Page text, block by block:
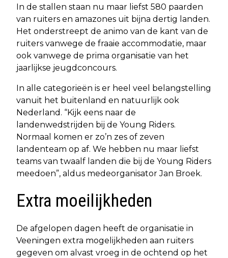
In de stallen staan nu maar liefst 580 paarden
van ruiters en amazones uit bijna dertig landen.
Het onderstreept de animo van de kant van de
ruiters vanwege de fraaie accommodatie, maar
ook vanwege de prima organisatie van het
jaarlijkse jeugdconcours.
In alle categorieën is er heel veel belangstelling
vanuit het buitenland en natuurlijk ook
Nederland. “Kijk eens naar de
landenwedstrijden bij de Young Riders.
Normaal komen er zo’n zes of zeven
landenteam op af. We hebben nu maar liefst
teams van twaalf landen die bij de Young Riders
meedoen”, aldus medeorganisator Jan Broek.
Extra moeilijkheden
De afgelopen dagen heeft de organisatie in
Veeningen extra mogelijkheden aan ruiters
gegeven om alvast vroeg in de ochtend op het